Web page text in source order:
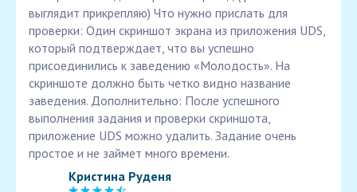
выглядит прикрепляю) Что нужно прислать для
проверки: Один скриншот экрана из приложения UDS,
который подтверждает, что вы успешно
присоединились к заведению «Молодость». На
скриншоте должно быть четко видно название
заведения. Дополнительно: После успешного
выполнения задания и проверки скриншота,
приложение UDS можно удалить. Задание очень
простое и не займет много времени.
Кристина Руденя